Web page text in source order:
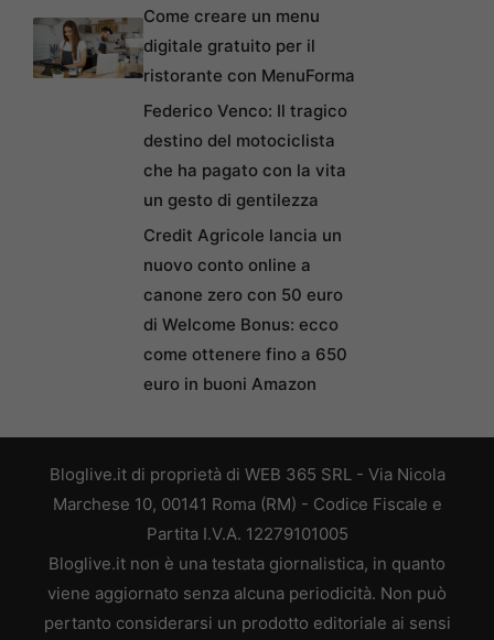
Come creare un menu
digitale gratuito per il
ristorante con MenuForma
Federico Venco: Il tragico
destino del motociclista
che ha pagato con la vita
un gesto di gentilezza
Credit Agricole lancia un
nuovo conto online a
canone zero con 50 euro
di Welcome Bonus: ecco
come ottenere fino a 650
euro in buoni Amazon
Bloglive.it di proprietà di WEB 365 SRL - Via Nicola
Marchese 10, 00141 Roma (RM) - Codice Fiscale e
Partita I.V.A. 12279101005
Bloglive.it non è una testata giornalistica, in quanto
viene aggiornato senza alcuna periodicità. Non può
pertanto considerarsi un prodotto editoriale ai sensi